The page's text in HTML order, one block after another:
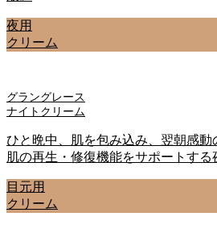
夜用
クリーム
グラングレース
ナイトクリーム
ひと晩中、肌を包み込み、翌朝感動
肌の再生・修復機能をサポートする
目元用
クリーム